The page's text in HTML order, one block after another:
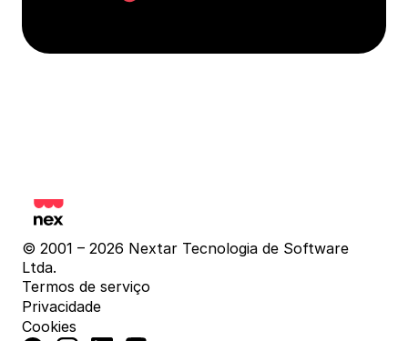
© 2001 – 2026 Nextar Tecnologia de Software
Ltda.
Termos de serviço
Privacidade
Cookies